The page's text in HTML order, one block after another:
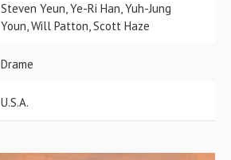
Steven Yeun, Ye-Ri Han, Yuh-Jung
Youn, Will Patton, Scott Haze
Drame
U.S.A.